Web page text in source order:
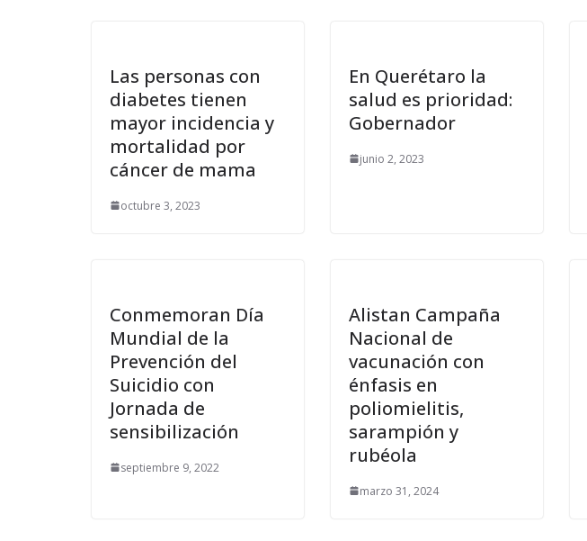
Las personas con
diabetes tienen
mayor incidencia y
mortalidad por
cáncer de mama
octubre 3, 2023
En Querétaro la
salud es prioridad:
Gobernador
junio 2, 2023
Conmemoran Día
Mundial de la
Prevención del
Suicidio con
Jornada de
sensibilización
septiembre 9, 2022
Alistan Campaña
Nacional de
vacunación con
énfasis en
poliomielitis,
sarampión y
rubéola
marzo 31, 2024